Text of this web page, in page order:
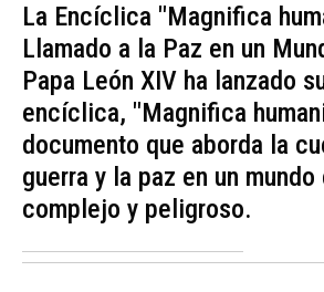
La Encíclica "Magnifica
Llamado a la Paz en un
Papa León XIV ha lanzado
encíclica, "Magnifica
documento que aborda la
guerra y la paz en un
complejo y peligroso.